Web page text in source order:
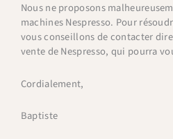
Nous ne proposons
machines Nespresso. Pour
vous conseillons de contacter
vente de Nespresso, qui pourra
Cordialement,
Baptiste